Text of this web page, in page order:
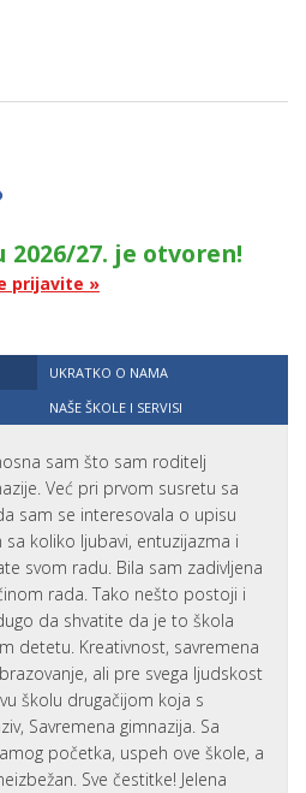
27. je otvoren!
prijavite »
UKRATKO O NAMA
NAŠE ŠKOLE I SERVISI
sam što sam roditelj
Već pri prvom susretu sa
sam se interesovala o upisu
koliko ljubavi, entuzijazma i
svom radu. Bila sam zadivljena
rada. Tako nešto postoji i
da shvatite da je to škola
detetu. Kreativnost, savremena
ali pre svega ljudskost
školu drugačijom koja s
Savremena gimnazija. Sa
početka, uspeh ove škole, a
Sve čestitke! Jelena